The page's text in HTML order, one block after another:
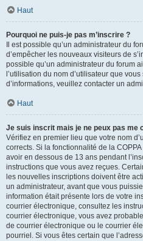
Haut
Pourquoi ne puis-je pas m’inscrire ?
Il est possible qu’un administrateur du
d’empêcher les nouveaux visiteurs de
possible qu’un administrateur du forum
l’utilisation du nom d’utilisateur que
d’informations, veuillez contacter un
Haut
Je suis inscrit mais je ne peux pas me
Vérifiez en premier lieu que votre nom
corrects. Si la fonctionnalité de la
avoir en dessous de 13 ans pendant
instructions que vous avez reçues.
les nouvelles inscriptions doivent être
un administrateur, avant que vous
information était présente lors de votre
courrier électronique, consultez les
courrier électronique, vous avez
de courrier électronique ou le courrier
pourriel. Si vous êtes certain que